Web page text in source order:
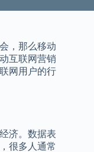
，那么移动
互联网营销
网用户的行
济。数据表
很多人通常